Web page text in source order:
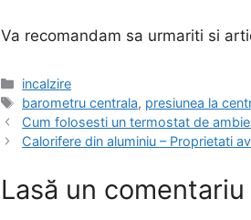
Va recomandam sa urmariti si
Categorii
incalzire
Etichete
barometru centrala, presiunea la
Cum folosesti un termostat de
Calorifere din aluminiu – Proprietati
Lasă un comentariu